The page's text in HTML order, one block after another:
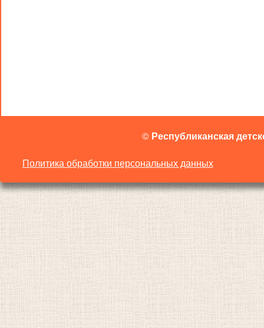
© Республиканская
Политика обработки персональных данных